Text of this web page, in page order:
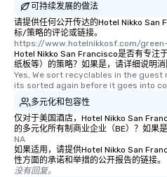
可持续发展的做法
请提供任何公开传达的Hotel Nikko San
标/策略的评论或链接。
https://www.hotelnikkosf.com/
Hotel Nikko San Francisco是否有专注
纸板等）的策略？如果是，请详细说明消
Yes, We sort recyclables in the
its sorted again before it goes into
多元化和包容性
仅对于美国酒店，Hotel Nikko San
的多元化所有制商业企业（BE）？如果
NA
如果适用，请提供Hotel Nikko San
性方面的承诺和举措的公开报告的链接。
没有回复。